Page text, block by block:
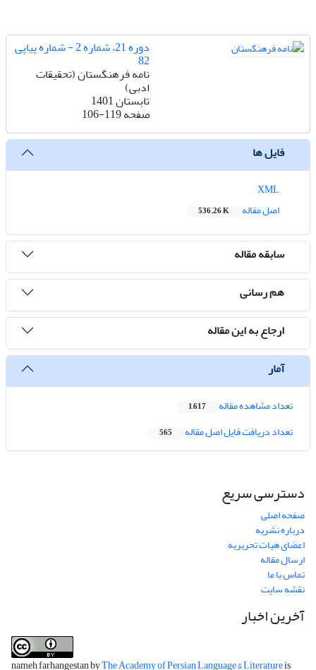
دوره 21، شماره 2 - شماره پیاپی
82
نامه فرهنگستان (تحقیقات
ادبی)
تابستان 1401
صفحه106-119
فایل ها
اصل مقاله
536.26 K
سابقه مقاله
هم رسانی
ارجاع به این مقاله
آمار
تعداد مشاهده مقاله 1,617
تعداد دریافت فایل اصل مقاله 565
دسترسی سریع
صفحه اصلی
درباره نشریه
اعضای هیات تحریریه
ارسال مقاله
تماس با ما
نقشه سایت
آخرین اخبار
nameh farhangestan byThe Academy of Persian Language & Literatureis